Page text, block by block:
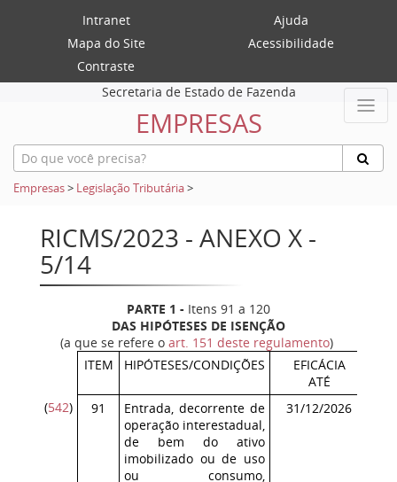
Intranet
Ajuda
Mapa do Site
Acessibilidade
Contraste
Secretaria de Estado de Fazenda
EMPRESAS
Empresas> Legislação Tributária>
RICMS/2023 - ANEXO X -
5/14
PARTE 1 - Itens 91 a 120
DAS HIPÓTESES DE ISENÇÃO
(a que se refere o art. 151 deste regulamento)
ITEM
HIPÓTESES/CONDIÇÕES
EFICÁCIA
ATÉ
(542) 91
Entrada, decorrente de
operação interestadual,
de bem do ativo
imobilizado ou de uso
ou consumo,
31/12/2026